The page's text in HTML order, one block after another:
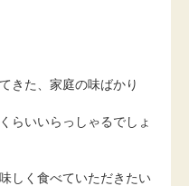
きた、家庭の味ばかり
らいいらっしゃるでしょ
しく食べていただきたい